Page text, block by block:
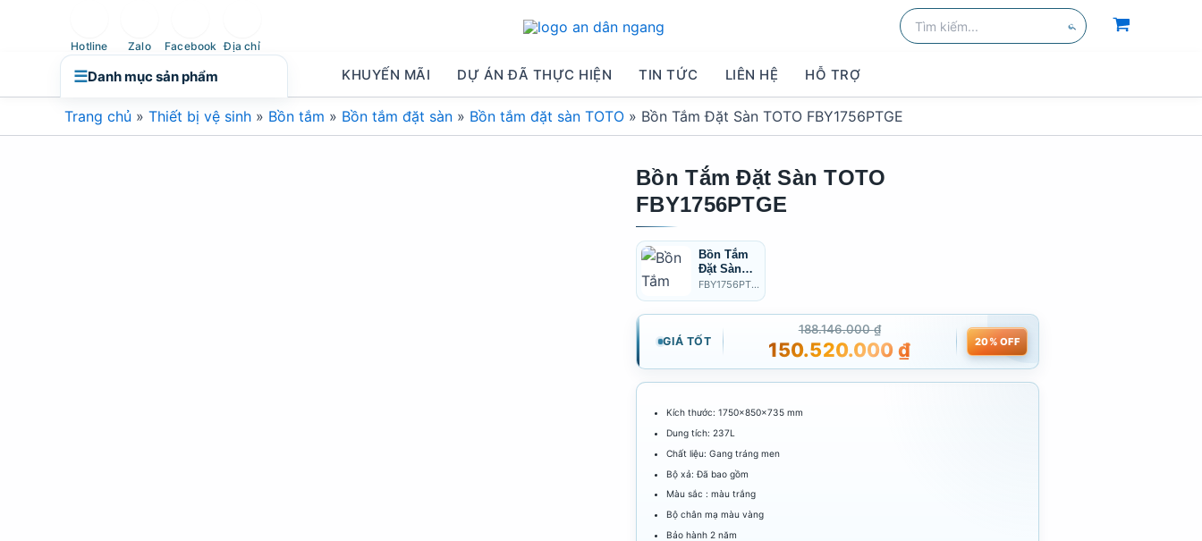
☰Danh mục sản phẩm
Hotline Zalo Facebook Địa chỉ
Tìm
kiếm:
KHUYẾN MÃI DỰ ÁN ĐÃ THỰC HIỆN TIN TỨC LIÊN HỆ HỖ TRỢ
Trang chủ » Thiết bị vệ sinh » Bồn tắm » Bồn tắm đặt sàn » Bồn tắm đặt sàn TOTO » Bồn Tắm Đặt Sàn TOTO FBY1756PTGE
Bồn Tắm Đặt Sàn TOTO
FBY1756PTGE
Bồn Tắm
Đặt Sàn
TOTO
FBY1756P
TNE
FBY1756PTNE
GIÁ TỐT
188.146.000₫
150.520.000₫ 20% OFF
Kích thước: 1750x850x735 mm
Dung tích: 237L
Chất liệu: Gang tráng men
Bộ xả: Đã bao gồm
Màu sắc : màu trắng
Bộ chân mạ màu vàng
Bảo hành 2 năm